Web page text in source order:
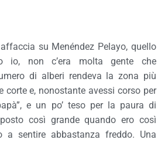
su Menéndez Pelayo, quello
io, non c’era molta gente che
di alberi rendeva la zona più
corte e, nonostante avessi corso per
e un po’ teso per la paura di
così grande quando ero così
a sentire abbastanza freddo. Una